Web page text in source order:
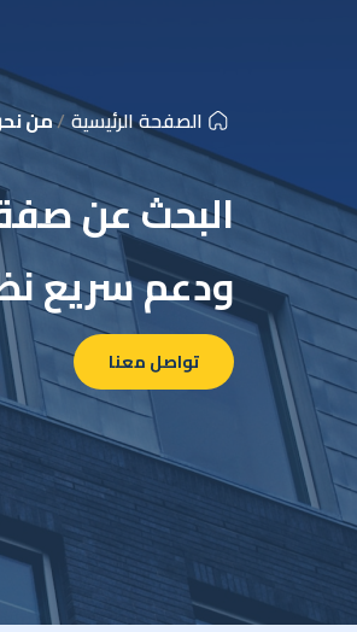
الصفحة الرئيسية من
البحث عن
ودعم سريع
تواصل معنا